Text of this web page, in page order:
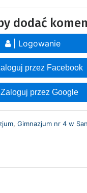
dodać
| Logowanie
przez Facebook
przez Google
, Gimnazjum nr 4 w